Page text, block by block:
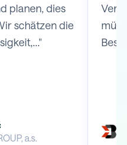
planen, dies
schätzen die
a.s.